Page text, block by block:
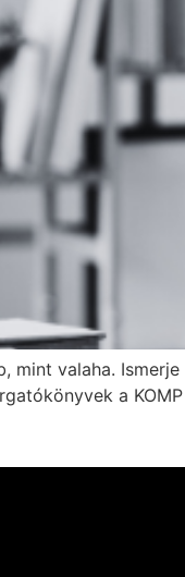
valaha.
a